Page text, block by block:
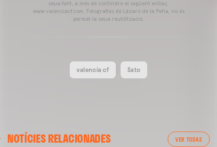
seua font, a més de contindre el següent enllaç:
www.valenciacf.com. Fotografies de Lázaro de la Peña, no es
permet la seua reutilització.
valencia cf Sato
NOTÍCIES RELACIONADES VER TODAS